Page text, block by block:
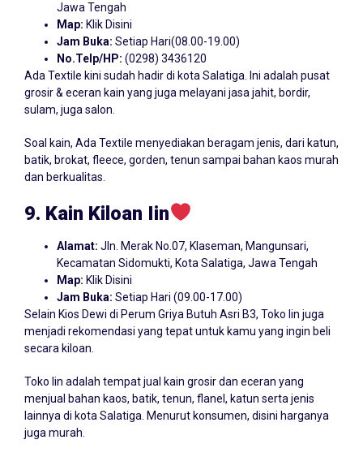
Jawa Tengah
Map: Klik Disini
Jam Buka: Setiap Hari(08.00-19.00)
No.Telp/HP: (0298) 3436120
Ada Textile kini sudah hadir di kota Salatiga. Ini adalah pusat
grosir & eceran kain yang juga melayani jasa jahit, bordir,
sulam, juga salon.
Soal kain, Ada Textile menyediakan beragam jenis, dari katun,
batik, brokat, fleece, gorden, tenun sampai bahan kaos murah
dan berkualitas.
9. Kain Kiloan Iin
Alamat: Jln. Merak No.07, Klaseman, Mangunsari,
Kecamatan Sidomukti, Kota Salatiga, Jawa Tengah
Map: Klik Disini
Jam Buka: Setiap Hari (09.00-17.00)
Selain Kios Dewi di Perum Griya Butuh Asri B3, Toko Iin juga
menjadi rekomendasi yang tepat untuk kamu yang ingin beli
secara kiloan.
Toko Iin adalah tempat jual kain grosir dan eceran yang
menjual bahan kaos, batik, tenun, flanel, katun serta jenis
lainnya di kota Salatiga. Menurut konsumen, disini harganya
juga murah.